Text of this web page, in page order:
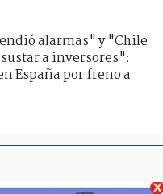
alarmas" y "Chile
a inversores":
España por freno a